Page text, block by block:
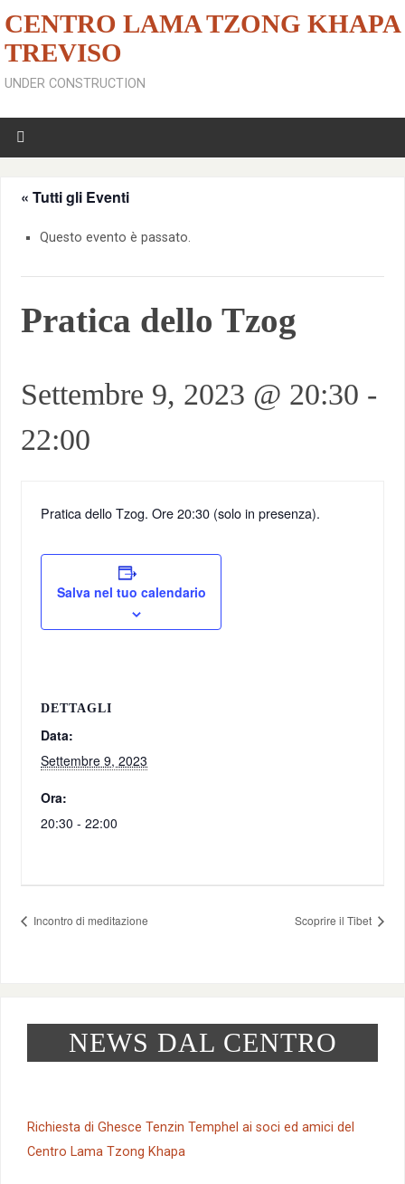
CENTRO LAMA TZONG KHAPA
TREVISO
UNDER CONSTRUCTION
« Tutti gli Eventi
Questo evento è passato.
Pratica dello Tzog
Settembre 9, 2023 @ 20:30 -
22:00
Pratica dello Tzog. Ore 20:30 (solo in presenza).
Salva nel tuo calendario
DETTAGLI
Data:
Settembre 9, 2023
Ora:
20:30 - 22:00
Incontro di meditazione Scoprire il Tibet
NEWS DAL CENTRO
Richiesta di Ghesce Tenzin Temphel ai soci ed amici del
Centro Lama Tzong Khapa